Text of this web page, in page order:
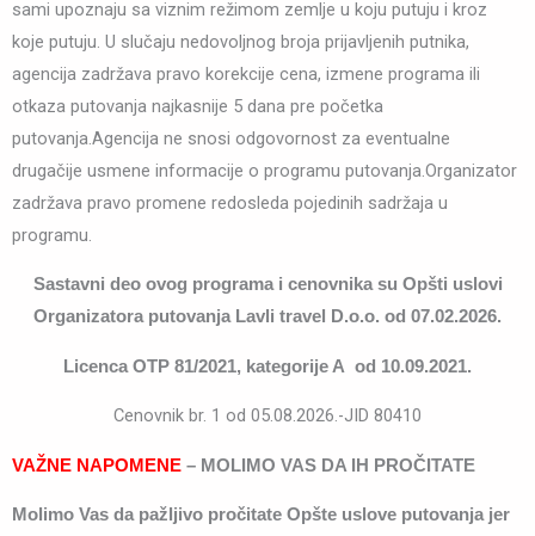
sami upoznaju sa viznim režimom zemlje u koju putuju i kroz
koje putuju. U slučaju nedovoljnog broja prijavljenih putnika,
agencija zadržava pravo korekcije cena, izmene programa ili
otkaza putovanja najkasnije 5 dana pre početka
putovanja.Agencija ne snosi odgovornost za eventualne
drugačije usmene informacije o programu putovanja.Organizator
zadržava pravo promene redosleda pojedinih sadržaja u
programu.
Sastavni deo ovog programa i cenovnika su Opšti uslovi
Organizatora putovanja Lavli travel D.o.o. od 07.02.2026.
Licenca OTP 81/2021, kategorije A od 10.09.2021.
Cenovnik br. 1 od 05.08.2026.-JID 80410
VAŽNE NAPOMENE – MOLIMO VAS DA IH PROČITATE
Molimo Vas da pažljivo pročitate Opšte uslove putovanja jer